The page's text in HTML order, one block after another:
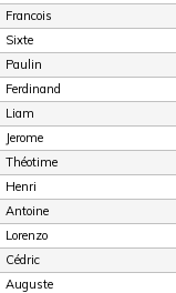
Francois
Sixte
Paulin
Ferdinand
Liam
Jerome
Théotime
Henri
Antoine
Lorenzo
Cédric
Auguste